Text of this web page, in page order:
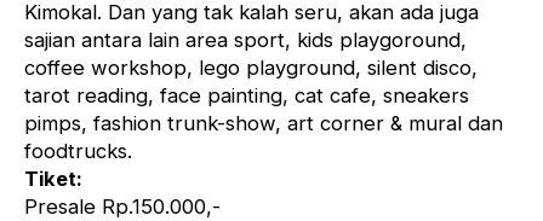
Kimokal. Dan yang tak kalah seru, akan ada juga
sajian antara lain area sport, kids playgoround,
coffee workshop, lego playground, silent disco,
tarot reading, face painting, cat cafe, sneakers
pimps, fashion trunk-show, art corner & mural dan
foodtrucks.
Tiket:
Presale Rp.150.000,-